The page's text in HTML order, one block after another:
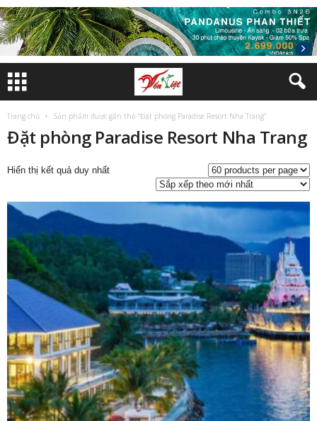
Trang chủ Sản phẩm được gắn thẻ “Đặt phòng Paradise Resort Nha Trang”
Đặt phòng Paradise Resort Nha Trang
Hiển thị kết quả duy nhất